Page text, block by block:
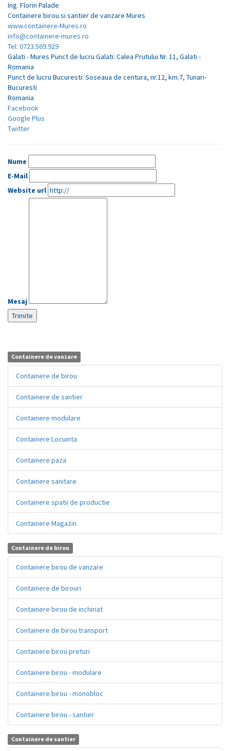
Ing. Florin Palade
Containere birou si santier de vanzare Mures
www.containere-Mures.ro
info@containere-mures.ro
Tel: 0723.569.929
Galati - Mures Punct de lucru Galati: Calea Prutului Nr. 11, Galati -
Romania
Punct de lucru Bucuresti: Soseaua de centura, nr.12, km.7, Tunari-
Bucuresti
Romania
Facebook
Google Plus
Twitter
Nume
E-Mail
Website url
Mesaj
Containere de vanzare
Containere de birou
Containere de santier
Containere modulare
Containere Locuinta
Containere paza
Containere sanitare
Containere spatii de productie
Containere Magazin
Containere de birou
Containere birou de vanzare
Containere de birouri
Containere birou de inchiriat
Containere de birou transport
Containere birou preturi
Containere birou - modulare
Containere birou - monobloc
Containere birou - santier
Containere de santier